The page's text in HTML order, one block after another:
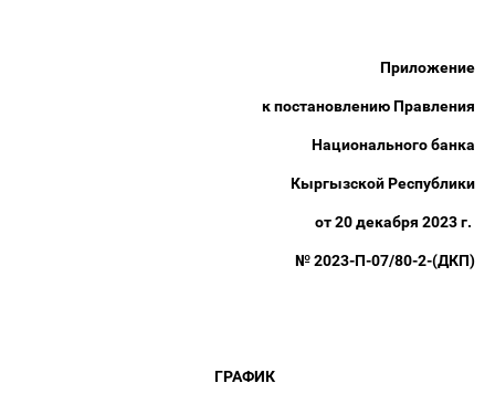
Приложение
к постановлению Правления
Национального банка
Кыргызской Республики
от 20 декабря 2023 г.
№ 2023-П-07/80-2-(ДКП)
ГРАФИК